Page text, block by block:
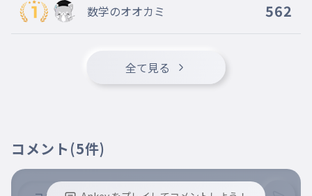
数学のオオカミ 562
全て見る
コメント (5件)